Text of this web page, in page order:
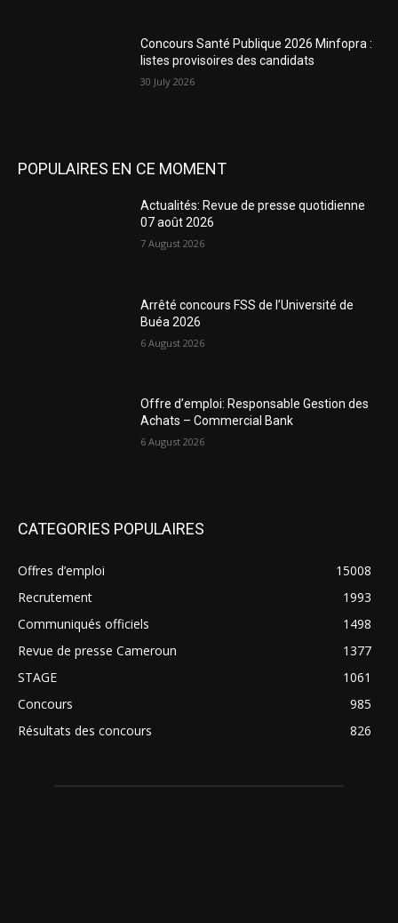
Concours Santé Publique 2026 Minfopra :
listes provisoires des candidats
30 July 2026
POPULAIRES EN CE MOMENT
Actualités: Revue de presse quotidienne
07 août 2026
7 August 2026
Arrêté concours FSS de l’Université de
Buéa 2026
6 August 2026
Offre d’emploi: Responsable Gestion des
Achats – Commercial Bank
6 August 2026
CATEGORIES POPULAIRES
Offres d’emploi
15008
Recrutement
1993
Communiqués officiels
1498
Revue de presse Cameroun
1377
STAGE
1061
Concours
985
Résultats des concours
826